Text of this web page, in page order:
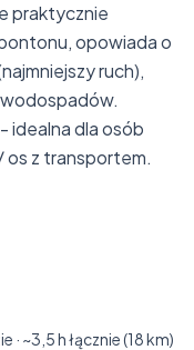
praktycznie
opowiada o
ruch),
idealna dla osób
os z transportem.
~3,5 h łącznie (18 km)